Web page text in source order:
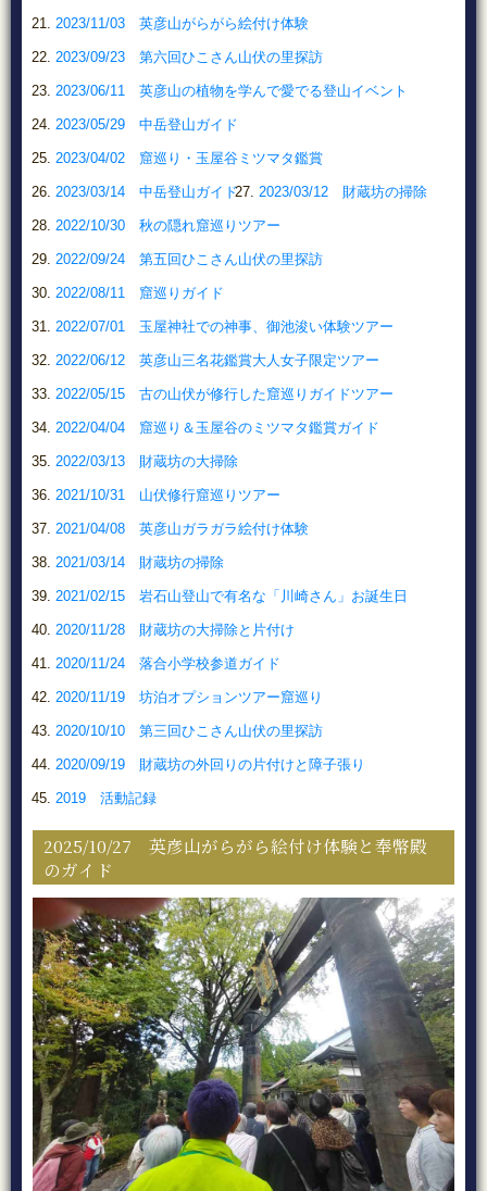
2023/11/03 英彦山がらがら絵付け体験
2023/09/23 第六回ひこさん山伏の里探訪
2023/06/11 英彦山の植物を学んで愛でる登山イベント
2023/05/29 中岳登山ガイド
2023/04/02 窟巡り・玉屋谷ミツマタ鑑賞
2023/03/14 中岳登山ガイド 2023/03/12 財蔵坊の掃除
2022/10/30 秋の隠れ窟巡りツアー
2022/09/24 第五回ひこさん山伏の里探訪
2022/08/11 窟巡りガイド
2022/07/01 玉屋神社での神事、御池浚い体験ツアー
2022/06/12 英彦山三名花鑑賞大人女子限定ツアー
2022/05/15 古の山伏が修行した窟巡りガイドツアー
2022/04/04 窟巡り＆玉屋谷のミツマタ鑑賞ガイド
2022/03/13 財蔵坊の大掃除
2021/10/31 山伏修行窟巡りツアー
2021/04/08 英彦山ガラガラ絵付け体験
2021/03/14 財蔵坊の掃除
2021/02/15 岩石山登山で有名な「川崎さん」お誕生日
2020/11/28 財蔵坊の大掃除と片付け
2020/11/24 落合小学校参道ガイド
2020/11/19 坊泊オプションツアー窟巡り
2020/10/10 第三回ひこさん山伏の里探訪
2020/09/19 財蔵坊の外回りの片付けと障子張り
2019 活動記録
2025/10/27 英彦山がらがら絵付け体験と奉幣殿
のガイド